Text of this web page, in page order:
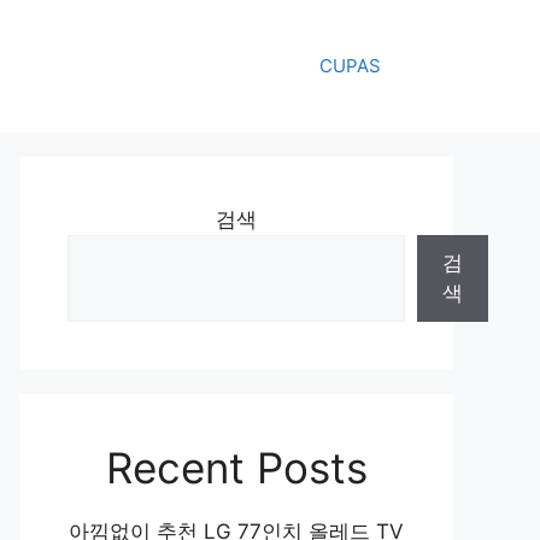
CUPAS
검색
검
색
Recent Posts
아낌없이 추천 LG 77인치 올레드 TV